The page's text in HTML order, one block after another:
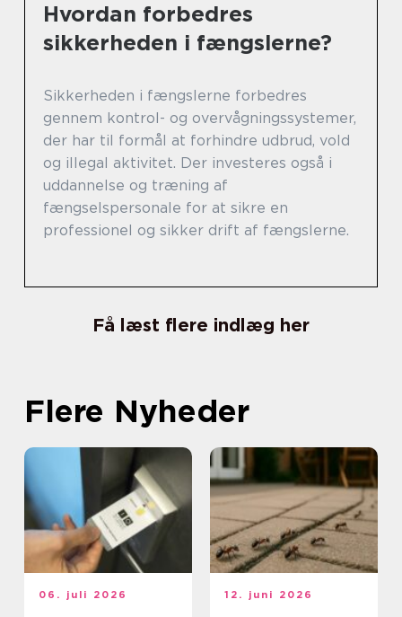
Hvordan forbedres
sikkerheden i fængslerne?
Sikkerheden i fængslerne forbedres
gennem kontrol- og overvågningssystemer,
der har til formål at forhindre udbrud, vold
og illegal aktivitet. Der investeres også i
uddannelse og træning af
fængselspersonale for at sikre en
professionel og sikker drift af fængslerne.
Få læst flere indlæg her
Flere Nyheder
06. juli 2026 12. juni 2026